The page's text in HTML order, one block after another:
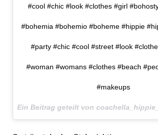
#cool #chic #look #clothes #girl
#bohemia #bohemio #boheme #hippie
#party #chic #cool #street #look
#woman #womans #clothes #beach
#makeups